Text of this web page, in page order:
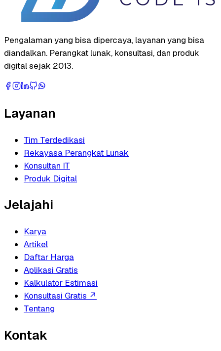
Pengalaman yang bisa dipercaya, layanan yang bisa
diandalkan. Perangkat lunak, konsultasi, dan produk
digital sejak 2013.
Layanan
Tim Terdedikasi
Rekayasa Perangkat Lunak
Konsultan IT
Produk Digital
Jelajahi
Karya
Artikel
Daftar Harga
Aplikasi Gratis
Kalkulator Estimasi
Konsultasi Gratis ↗
Tentang
Kontak